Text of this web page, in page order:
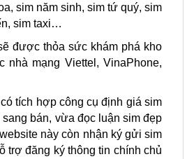
sim năm sinh, sim tứ quý, sim
sim taxi…
được thỏa sức khám phá kho
mạng Viettel, VinaPhone,
tích hợp công cụ định giá sim
bán, vừa đọc luận sim đẹp
này còn nhận ký gửi sim
trợ đăng ký thông tin chính chủ